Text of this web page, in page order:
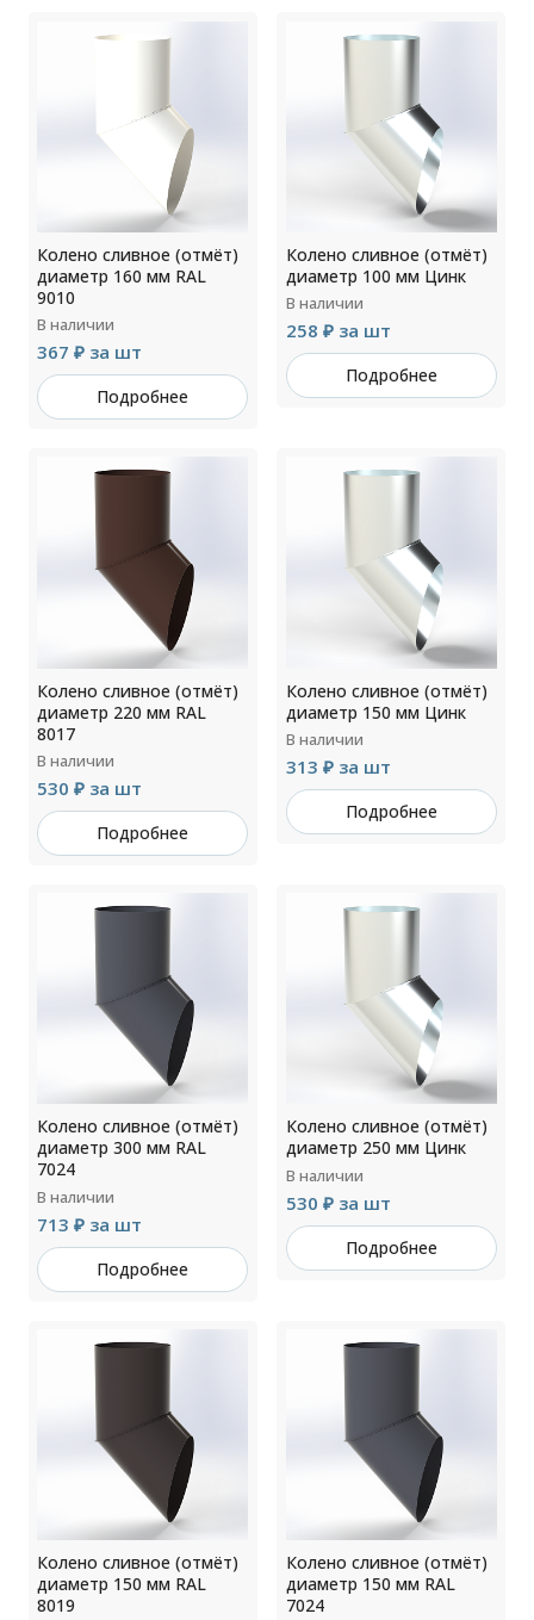
Колено сливное (отмёт)
диаметр 160 мм RAL
9010
В наличии
367 ₽ за шт
Подробнее
Колено сливное (отмёт)
диаметр 100 мм Цинк
В наличии
258 ₽ за шт
Подробнее
Колено сливное (отмёт)
диаметр 220 мм RAL
8017
В наличии
530 ₽ за шт
Подробнее
Колено сливное (отмёт)
диаметр 150 мм Цинк
В наличии
313 ₽ за шт
Подробнее
Колено сливное (отмёт)
диаметр 300 мм RAL
7024
В наличии
713 ₽ за шт
Подробнее
Колено сливное (отмёт)
диаметр 250 мм Цинк
В наличии
530 ₽ за шт
Подробнее
Колено сливное (отмёт)
диаметр 150 мм RAL
8019
Колено сливное (отмёт)
диаметр 150 мм RAL
7024